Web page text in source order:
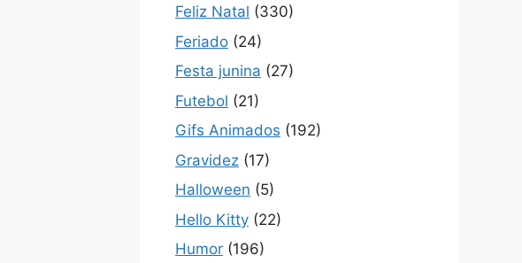
Feliz Natal (330)
Feriado (24)
Festa junina (27)
Futebol (21)
Gifs Animados (192)
Gravidez (17)
Halloween (5)
Hello Kitty (22)
Humor (196)